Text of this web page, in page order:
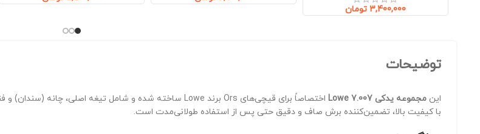
3,400,000 تومان
توضیحات
این مجموعه یدکی Lowe 7.007
با کیفیت بالا، تضمین‌کننده برش صاف و دقیق حتی پس از استفاده طولانی‌مدت است.